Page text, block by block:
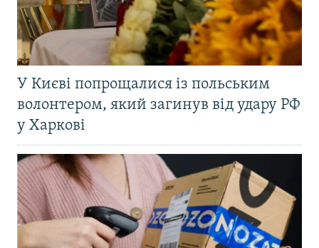
У Києві попрощалися із польським
волонтером, який загинув від удару РФ
у Харкові